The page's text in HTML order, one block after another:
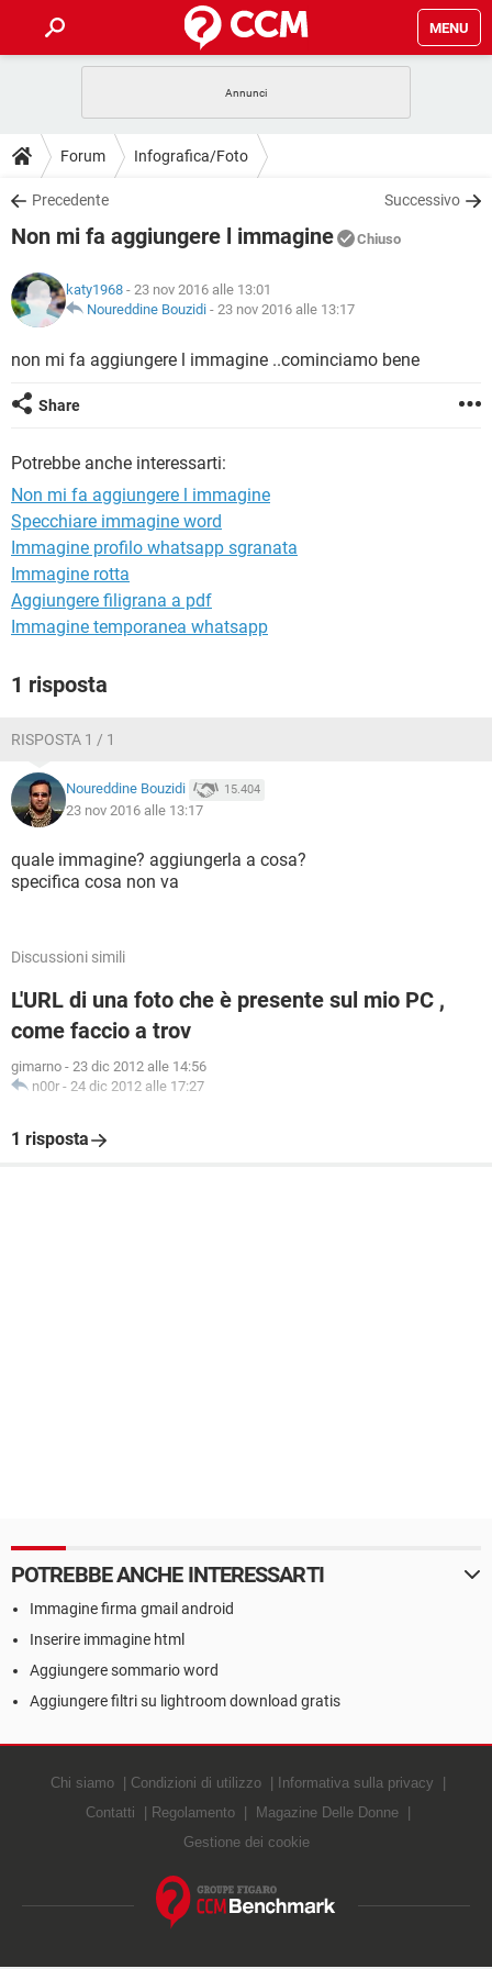
MENU
INTRATTENIMENTO ANDROID
iOS
INSTAGRAM WHATSAPP
TIKTOK
HARDWARE
GUIDE
COVID-19
INSTAGRAM WHATSAPP
TIKTOK
HARDWARE
DOWNLOAD
COVID-19 GAMING
INTRATTENIMENTO
iOS WINDOWS 10
INSTAGRAM WHATSAPP
COVID-19 GAMING
INTRATTENIMENTO
iOS WINDOWS 10
INSTAGRAM
GLOSSARIO
COVID-19
INSTAGRAM
TIKTOK FACEBOOK
Forum Infografica/Foto
Precedente Successivo
Non mi fa aggiungere l immagine Chiuso
katy1968 - 23 nov 2016 alle 13:01
Noureddine Bouzidi - 23 nov 2016 alle 13:17
non mi fa aggiungere l immagine ..cominciamo bene
Share
Potrebbe anche interessarti:
Non mi fa aggiungere l immagine
Specchiare immagine word
Immagine profilo whatsapp sgranata
Immagine rotta
Aggiungere filigrana a pdf
Immagine temporanea whatsapp
1 risposta
RISPOSTA 1 / 1
Noureddine Bouzidi 15.404
23 nov 2016 alle 13:17
quale immagine? aggiungerla a cosa?
specifica cosa non va
Discussioni simili
L'URL di una foto che è presente sul mio PC ,
come faccio a trov
gimarno - 23 dic 2012 alle 14:56
n00r - 24 dic 2012 alle 17:27
1 risposta
POTREBBE ANCHE INTERESSARTI
Immagine firma gmail android
Inserire immagine html
Aggiungere sommario word
Aggiungere filtri su lightroom download gratis
Chi siamo Condizioni di utilizzo
Informativa sulla privacy
Contatti
Regolamento
Magazine Delle Donne
Gestione dei cookie